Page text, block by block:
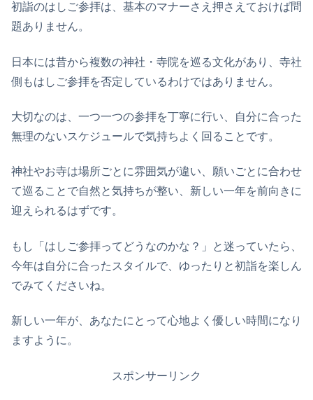
初詣のはしご参拝は、基本のマナーさえ押さえておけば問
題ありません。
日本には昔から複数の神社・寺院を巡る文化があり、寺社
側もはしご参拝を否定しているわけではありません。
大切なのは、一つ一つの参拝を丁寧に行い、自分に合った
無理のないスケジュールで気持ちよく回ることです。
神社やお寺は場所ごとに雰囲気が違い、願いごとに合わせ
て巡ることで自然と気持ちが整い、新しい一年を前向きに
迎えられるはずです。
もし「はしご参拝ってどうなのかな？」と迷っていたら、
今年は自分に合ったスタイルで、ゆったりと初詣を楽しん
でみてくださいね。
新しい一年が、あなたにとって心地よく優しい時間になり
ますように。
スポンサーリンク